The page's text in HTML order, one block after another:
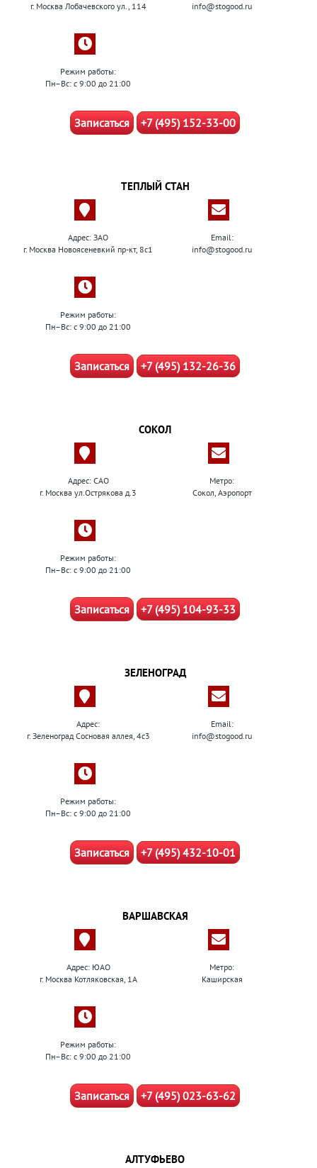
г. Москва Лобачевского ул., 114 info@stogood.ru
Режим работы:
Пн–Вс: с 9:00 до 21:00
Записаться +7 (495) 152-33-00
ТЕПЛЫЙ СТАН
Адрес: ЗАО
г. Москва Новоясеневкий пр-кт, 8с1
Email:
info@stogood.ru
Режим работы:
Пн–Вс: с 9:00 до 21:00
Записаться +7 (495) 132-26-36
СОКОЛ
Адрес: САО
г. Москва ул.Острякова д.3
Метро:
Сокол, Аэропорт
Режим работы:
Пн–Вс: с 9:00 до 21:00
Записаться +7 (495) 104-93-33
ЗЕЛЕНОГРАД
Адрес:
г. Зеленоград Сосновая аллея, 4с3
Email:
info@stogood.ru
Режим работы:
Пн–Вс: с 9:00 до 21:00
Записаться +7 (495) 432-10-01
ВАРШАВСКАЯ
Адрес: ЮАО
г. Москва Котляковская, 1А
Метро:
Каширская
Режим работы:
Пн–Вс: с 9:00 до 21:00
Записаться +7 (495) 023-63-62
АЛТУФЬЕВО